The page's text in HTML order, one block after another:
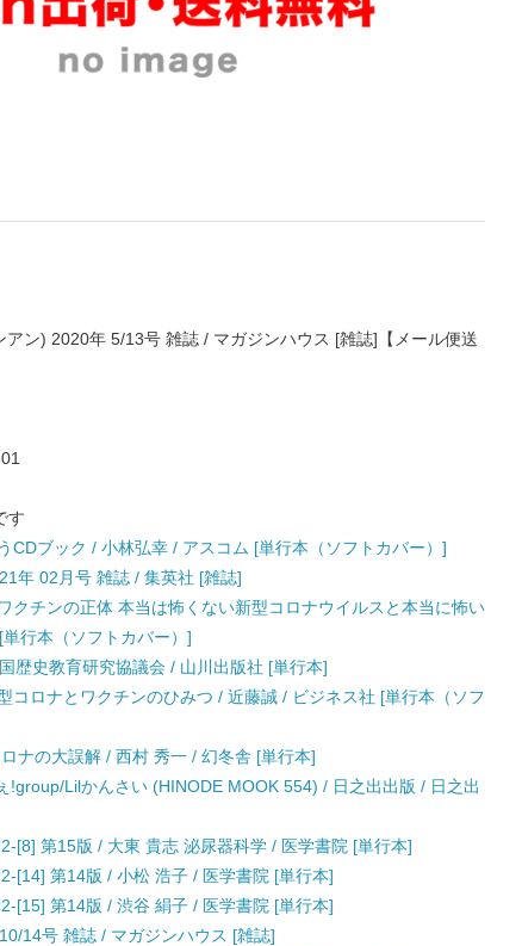
ン) 2020年 5/13号 雑誌 / マガジンハウス [雑誌]【メール便送
す
CDブック / 小林弘幸 / アスコム [単行本（ソフトカバー）]
年 02月号 雑誌 / 集英社 [雑誌]
クチンの正体 本当は怖くない新型コロナウイルスと本当に怖い
行本（ソフトカバー）]
歴史教育研究協議会 / 山川出版社 [単行本]
コロナとワクチンのひみつ / 近藤誠 / ビジネス社 [単行本（ソフ
ナの大誤解 / 西村 秀一 / 幻冬舎 [単行本]
!group/Lilかんさい (HINODE MOOK 554) / 日之出出版 / 日之出
[8] 第15版 / 大東 貴志 泌尿器科学 / 医学書院 [単行本]
[14] 第14版 / 小松 浩子 / 医学書院 [単行本]
[15] 第14版 / 渋谷 絹子 / 医学書院 [単行本]
14号 雑誌 / マガジンハウス [雑誌]